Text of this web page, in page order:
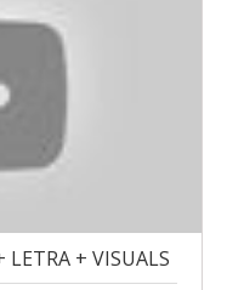
+ VISUALS